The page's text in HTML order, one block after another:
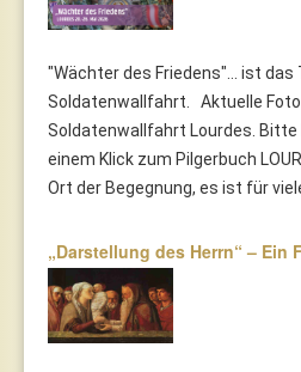
"Wächter des Friedens"... ist
Soldatenwallfahrt. Aktuelle
Soldatenwallfahrt Lourdes. Bitte
einem Klick zum Pilgerbuch
Ort der Begegnung, es ist für
„Darstellung des Herrn“ – Ein